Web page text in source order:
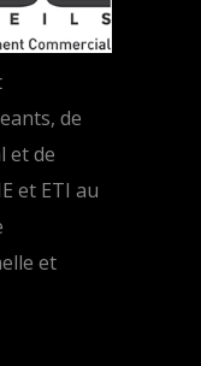
de
et de
et ETI au
et